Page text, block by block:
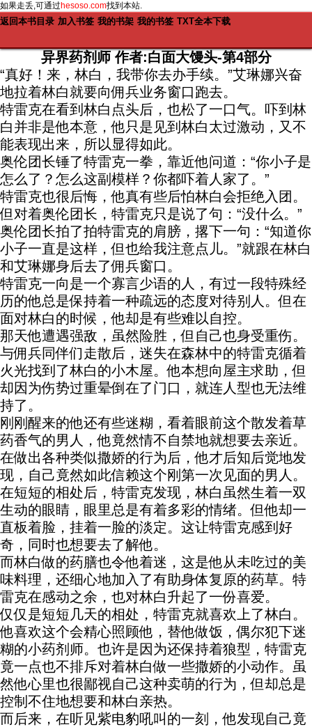
如果走丢,可通过hesoso.com找到本站.
返回本书目录 加入书签 我的书架 我的书签 TXT全本下载
异界药剂师 作者:白面大馒头-第4部分
“真好！来，林白，我带你去办手续。”艾琳娜兴奋
地拉着林白就要向佣兵业务窗口跑去。
特雷克在看到林白点头后，也松了一口气。吓到林
白并非是他本意，他只是见到林白太过激动，又不
能表现出来，所以显得如此。
奥伦团长锤了特雷克一拳，靠近他问道：“你小子是
怎么了？怎么这副模样？你都吓着人家了。”
特雷克也很后悔，他真有些后怕林白会拒绝入团。
但对着奥伦团长，特雷克只是说了句：“没什么。”
奥伦团长拍了拍特雷克的肩膀，撂下一句：“知道你
小子一直是这样，但也给我注意点儿。”就跟在林白
和艾琳娜身后去了佣兵窗口。
特雷克一向是一个寡言少语的人，有过一段特殊经
历的他总是保持着一种疏远的态度对待别人。但在
面对林白的时候，他却是有些难以自控。
那天他遭遇强敌，虽然险胜，但自己也身受重伤。
与佣兵同伴们走散后，迷失在森林中的特雷克循着
火光找到了林白的小木屋。他本想向屋主求助，但
却因为伤势过重晕倒在了门口，就连人型也无法维
持了。
刚刚醒来的他还有些迷糊，看着眼前这个散发着草
药香气的男人，他竟然情不自禁地就想要去亲近。
在做出各种类似撒娇的行为后，他才后知后觉地发
现，自己竟然如此信赖这个刚第一次见面的男人。
在短短的相处后，特雷克发现，林白虽然生着一双
生动的眼睛，眼里总是有着多彩的情绪。但他却一
直板着脸，挂着一脸的淡定。这让特雷克感到好
奇，同时也想要去了解他。
而林白做的药膳也令他着迷，这是他从未吃过的美
味料理，还细心地加入了有助身体复原的药草。特
雷克在感动之余，也对林白升起了一份喜爱。
仅仅是短短几天的相处，特雷克就喜欢上了林白。
他喜欢这个会精心照顾他，替他做饭，偶尔犯下迷
糊的小药剂师。也许是因为还保持着狼型，特雷克
竟一点也不排斥对着林白做一些撒娇的小动作。虽
然他心里也很鄙视自己这种卖萌的行为，但却总是
控制不住地想要和林白亲热。
而后来，在听见紫电豹吼叫的一刻，他发现自己竟